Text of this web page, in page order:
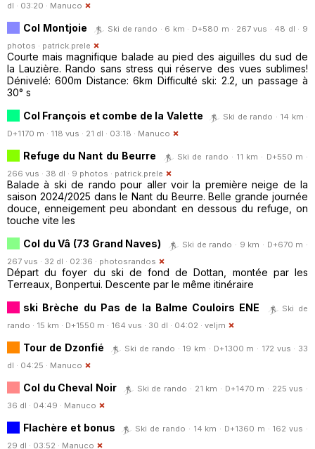
dl · 03:20 · Manuco
Col Montjoie
Ski de rando · 6 km · D+580 m · 267 vus · 48 dl · 9
photos · patrick.prele
Courte mais magnifique balade au pied des aiguilles du sud de
la Lauzière. Rando sans stress qui réserve des vues sublimes!
Dénivelé: 600m Distance: 6km Difficulté ski: 2.2, un passage à
30° s
Col François et combe de la Valette
Ski de rando · 14 km ·
D+1170 m · 118 vus · 21 dl · 03:18 · Manuco
Refuge du Nant du Beurre
Ski de rando · 11 km · D+550 m ·
266 vus · 38 dl · 9 photos · patrick.prele
Balade à ski de rando pour aller voir la première neige de la
saison 2024/2025 dans le Nant du Beurre. Belle grande journée
douce, enneigement peu abondant en dessous du refuge, on
touche vite les
Col du Vâ (73 Grand Naves)
Ski de rando · 9 km · D+670 m ·
267 vus · 32 dl · 02:36 · photosrandos
Départ du foyer du ski de fond de Dottan, montée par les
Terreaux, Bonpertui. Descente par le même itinéraire
ski Brèche du Pas de la Balme Couloirs ENE
Ski de
rando · 15 km · D+1550 m · 164 vus · 30 dl · 04:02 · veljm
Tour de Dzonfié
Ski de rando · 19 km · D+1300 m · 172 vus · 33
dl · 04:25 · Manuco
Col du Cheval Noir
Ski de rando · 21 km · D+1470 m · 225 vus ·
36 dl · 04:49 · Manuco
Flachère et bonus
Ski de rando · 14 km · D+1360 m · 162 vus ·
29 dl · 03:52 · Manuco